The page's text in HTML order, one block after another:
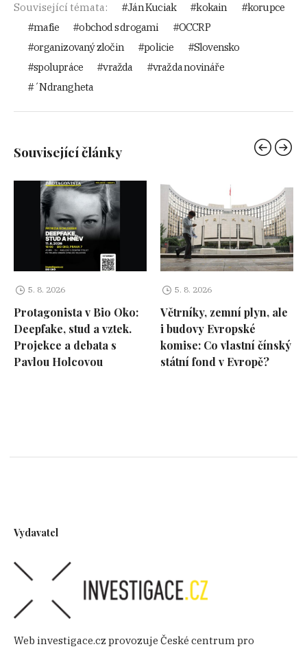
Související témata: Ján Kuciak kokain
korupce
mafie
obchod s drogami
OCCRP
organizovaný zločin
policie
Slovensko
spolupráce
vražda
vražda novináře
´Ndrangheta
Související články
5. 8. 2026
Protagonista v Bio Oko:
Deepfake, stud a vztek.
Projekce a debata s
Pavlou Holcovou
5. 8. 2026
Větrníky, zemní plyn, ale
i budovy Evropské
komise: Co vlastní čínský
státní fond v Evropě?
Vydavatel
Web investigace.cz provozuje České centrum pro